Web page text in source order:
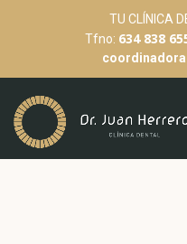
TU CLÍNICA
Tfno: 634 838